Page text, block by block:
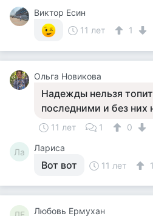
Виктор Есин
11 лет
1
Ольга Новикова
Надежды нельзя
последними и без них
11 лет 1 0
Ла Лариса
Вот вот 11 лет 1
Любовь Ермухан